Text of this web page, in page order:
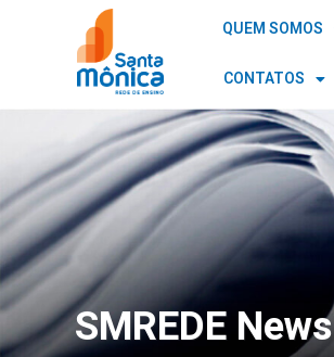
QUEM SOMOS
CONTATOS
SMREDE News